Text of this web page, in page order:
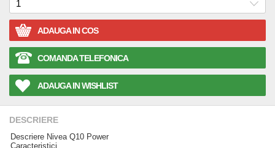
ADAUGA IN COS
COMANDA TELEFONICA
ADAUGA IN WISHLIST
DESCRIERE
Descriere Nivea Q10 Power
Caracteristici